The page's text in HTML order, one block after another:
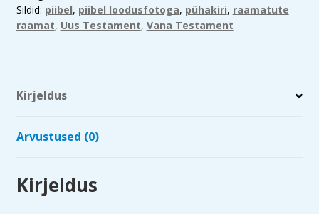
Sildid: piibel, piibel loodusfotoga, pühakiri, raamatute
raamat, Uus Testament, Vana Testament
Kirjeldus
Arvustused (0)
Kirjeldus